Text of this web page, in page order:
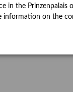
in the Prinzenpalais
information on the